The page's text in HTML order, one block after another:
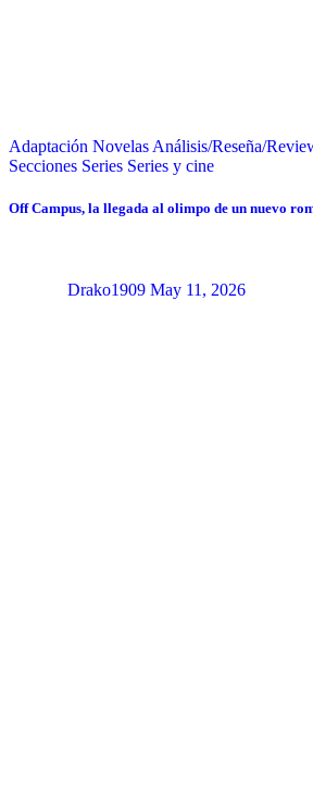
Adaptación Novelas Análisis/Reseña/
Secciones Series Series y cine
Off Campus, la llegada al olimpo de un nuevo
Drako1909 May 11, 2026